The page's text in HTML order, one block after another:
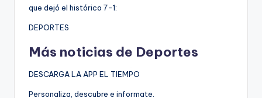
que dejó el histórico 7-1:
DEPORTES
Más noticias de Deportes
DESCARGA LA APP EL TIEMPO
Personaliza, descubre e informate.